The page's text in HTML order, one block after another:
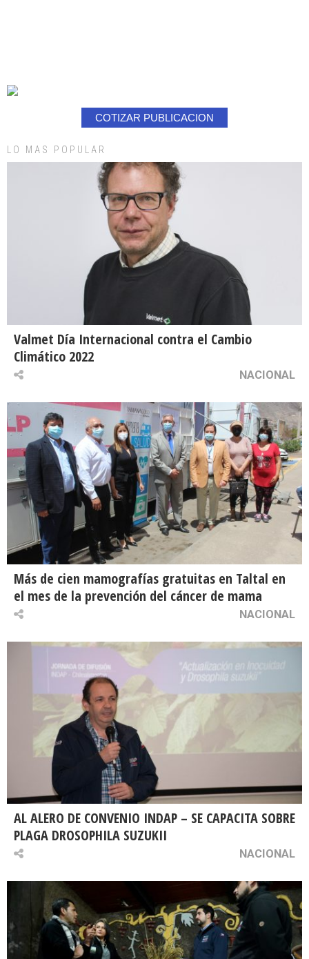
COTIZAR PUBLICACION
LO MAS POPULAR
Valmet Día Internacional contra el Cambio
Climático 2022
NACIONAL
Más de cien mamografías gratuitas en Taltal en
el mes de la prevención del cáncer de mama
NACIONAL
AL ALERO DE CONVENIO INDAP – SE CAPACITA SOBRE
PLAGA DROSOPHILA SUZUKII
NACIONAL